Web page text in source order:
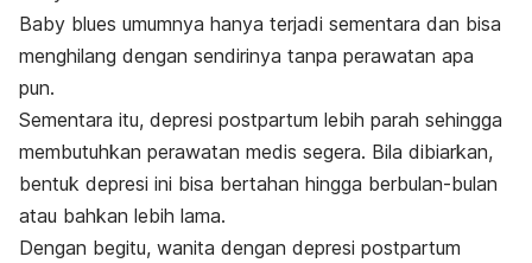
Baby blues umumnya hanya terjadi sementara dan bisa
menghilang dengan sendirinya tanpa perawatan apa
pun.
Sementara itu, depresi postpartum lebih parah sehingga
membutuhkan perawatan medis segera. Bila dibiarkan,
bentuk depresi ini bisa bertahan hingga berbulan-bulan
atau bahkan lebih lama.
Dengan begitu, wanita dengan depresi postpartum